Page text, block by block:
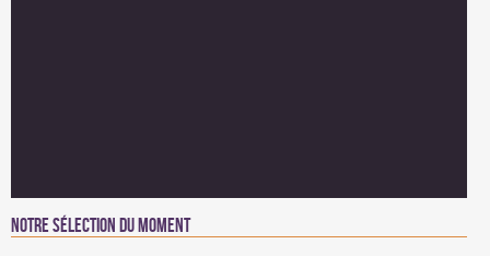
Notre sélection du moment